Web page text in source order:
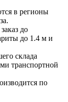
в регионы
до
до 1.4 м и
склада
транспортной
по